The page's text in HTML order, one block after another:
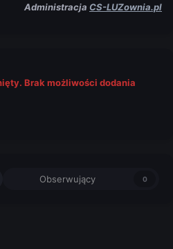
Administracja CS-LUZownia.pl
Brak możliwości dodania
Obserwujący 0